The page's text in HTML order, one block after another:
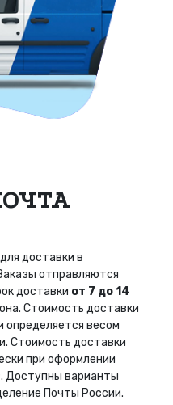
доставки в
отправляются
доставки от 7 до 14
Стоимость доставки
определяется весом
Стоимость доставки
при оформлении
Доступны варианты
Почты России.